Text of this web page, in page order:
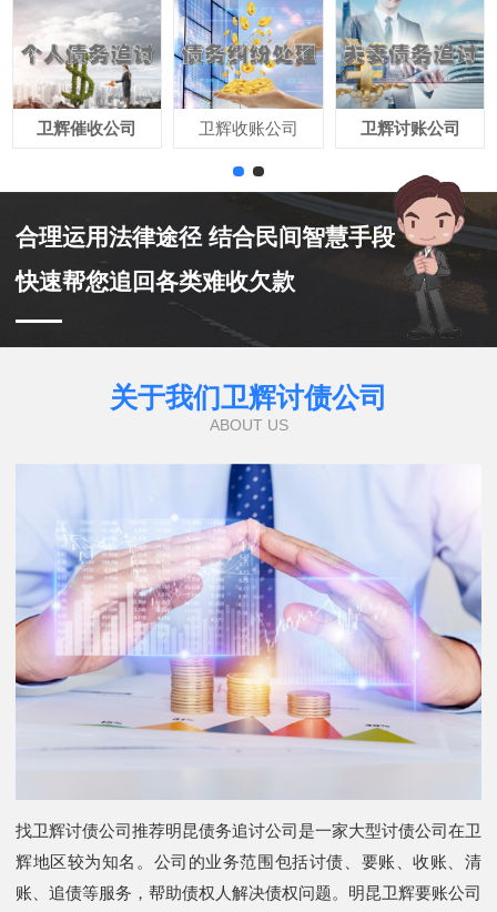
卫辉催收公司 卫辉收账公司 卫辉讨账公司
合理运用法律途径 结合民间智慧手段
快速帮您追回各类难收欠款
关于我们卫辉讨债公司
ABOUT US
找卫辉讨债公司推荐明昆债务追讨公司是一家大型讨债公司在卫
辉地区较为知名。公司的业务范围包括讨债、要账、收账、清
账、追债等服务，帮助债权人解决债权问题。明昆卫辉要账公司